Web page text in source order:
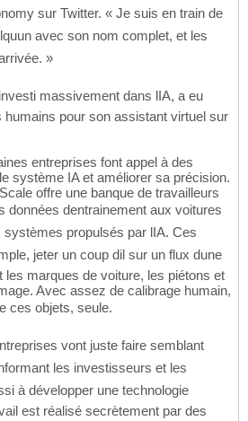
sur Twitter. « Je suis en train de
avec son nom complet, et les
»
massivement dans lIA, a eu
pour son assistant virtuel sur
entreprises font appel à des
système IA et améliorer sa précision.
offre une banque de travailleurs
données dentrainement aux voitures
propulsés par lIA. Ces
jeter un coup dil sur un flux dune
les marques de voiture, les piétons et
Avec assez de calibrage humain,
ces objets, seule.
vont juste faire semblant
les investisseurs et les
à développer une technologie
est réalisé secrètement par des